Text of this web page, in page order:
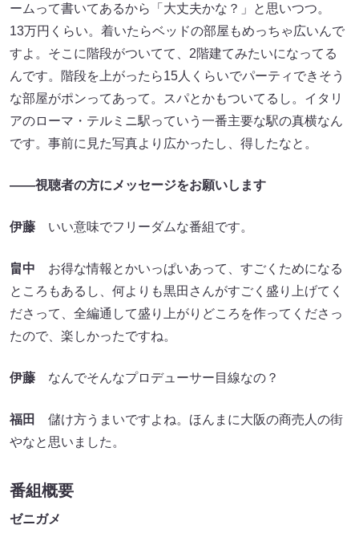
ームって書いてあるから「大丈夫かな？」と思いつつ。
13万円くらい。着いたらベッドの部屋もめっちゃ広いんで
すよ。そこに階段がついてて、2階建てみたいになってる
んです。階段を上がったら15人くらいでパーティできそう
な部屋がポンってあって。スパとかもついてるし。イタリ
アのローマ・テルミニ駅っていう一番主要な駅の真横なん
です。事前に見た写真より広かったし、得したなと。
――視聴者の方にメッセージをお願いします
伊藤 いい意味でフリーダムな番組です。
畠中 お得な情報とかいっぱいあって、すごくためになる
ところもあるし、何よりも黒田さんがすごく盛り上げてく
ださって、全編通して盛り上がりどころを作ってくださっ
たので、楽しかったですね。
伊藤 なんでそんなプロデューサー目線なの？
福田
儲け方うまいですよね。ほんまに大阪の商売人の街
やなと思いました。
番組概要
ゼニガメ